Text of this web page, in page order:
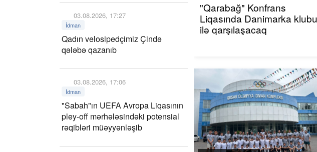
03.08.2026, 17:27
İdman
Qadın velosipedçimiz Çində
qələbə qazanıb
03.08.2026, 17:06
İdman
"Sabah"ın UEFA Avropa Liqasının
pley-off mərhələsindəki potensial
rəqibləri müəyyənləşib
"Qarabağ" Konfrans
Liqasında Danimarka klubu
ilə qarşılaşacaq